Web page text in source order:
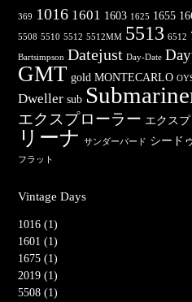
369 1016 1601 1603 1625 1655
5508 5510 5512 5512MM 5513 6512
Bartsimpson Datejust Day-Date
GMT gold MONTECARLO
Dweller sub
エクスプローラー エクス
リーナ
サンダーバード シード
フラット
Vintage Days
1016 (1)
1601 (1)
1675 (1)
2019 (1)
5508 (1)